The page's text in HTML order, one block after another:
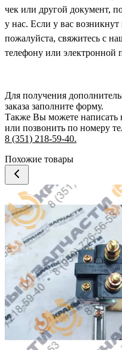
чек или другой документ,
у нас. Если у вас
пожалуйста, свяжитесь с
телефону или электронной
Для получения
заказа заполните форму.
Также Вы можете написать
или позвонить по номеру
8 (351) 218-59-40.
Похожие товары